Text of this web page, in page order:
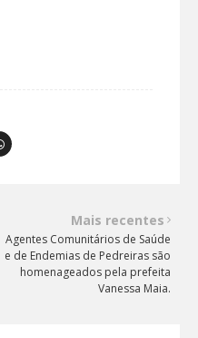
Mais recentes
Agentes Comunitários de Saúde
e de Endemias de Pedreiras são
homenageados pela prefeita
Vanessa Maia.